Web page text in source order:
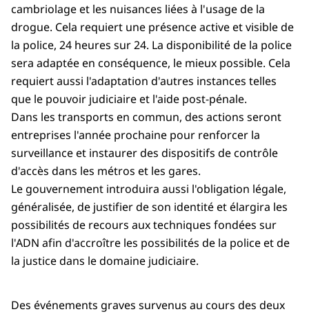
cambriolage et les nuisances liées à l'usage de la
drogue. Cela requiert une présence active et visible de
la police, 24 heures sur 24. La disponibilité de la police
sera adaptée en conséquence, le mieux possible. Cela
requiert aussi l'adaptation d'autres instances telles
que le pouvoir judiciaire et l'aide post-pénale.
Dans les transports en commun, des actions seront
entreprises l'année prochaine pour renforcer la
surveillance et instaurer des dispositifs de contrôle
d'accès dans les métros et les gares.
Le gouvernement introduira aussi l'obligation légale,
généralisée, de justifier de son identité et élargira les
possibilités de recours aux techniques fondées sur
l'ADN afin d'accroître les possibilités de la police et de
la justice dans le domaine judiciaire.
Des événements graves survenus au cours des deux